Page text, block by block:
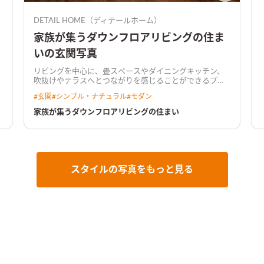
DETAIL HOME（ディテールホーム）
家族が集うダウンフロアリビングの住ま
いの玄関写真
リビングを中心に、畳スペースやダイニングキッチン、
吹抜けやテラスへとつながりを感じることができるプラ
生活を楽しくする。 リビング入り口にはオリジナルの造
作建具を使用し、空間にアクセントをつけた。 水回りは
ァの人と目線が近くなり、家族でコミュニケーションが
照明を工夫した高級感あるキッチンキッチンは石
目調のダークカラーでまとめた。キッチンからダイニン
#玄関#シンプル・ナチュラル#モダン
家族が集うダウンフロアリビングの住まい
スタイルの写真をもっと見る